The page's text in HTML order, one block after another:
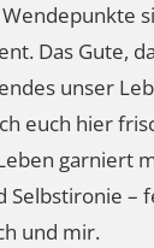
Das Gute,
unser
euch hier
garniert
Selbstironie –
und mir.